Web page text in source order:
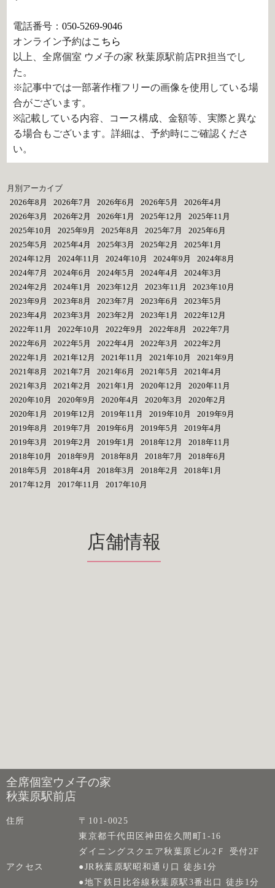
電話番号：050-5269-9046
オンライン予約はこちら
以上、全席個室 ウメ子の家 秋葉原駅前店PR担当でし
た。
※記事中では一部著作権フリーの画像を使用している場
合がございます。
※記載している内容、コース構成、金額等、実際と異な
る場合もございます。詳細は、予約時にご確認くださ
い。
月別アーカイブ
2026年8月
2026年7月 2026年6月 2026年5月
2026年4月
2026年3月
2026年2月 2026年1月 2025年12月
2025年11月
2025年10月
2025年9月 2025年8月 2025年7月
2025年6月
2025年5月
2025年4月 2025年3月 2025年2月
2025年1月
2024年12月
2024年11月 2024年10月 2024年9月
2024年8月
2024年7月
2024年6月 2024年5月 2024年4月
2024年3月
2024年2月
2024年1月 2023年12月 2023年11月
2023年10月
2023年9月
2023年8月 2023年7月 2023年6月
2023年5月
2023年4月
2023年3月 2023年2月 2023年1月
2022年12月
2022年11月
2022年10月 2022年9月 2022年8月
2022年7月
2022年6月
2022年5月 2022年4月 2022年3月
2022年2月
2022年1月
2021年12月 2021年11月 2021年10月
2021年9月
2021年8月
2021年7月 2021年6月 2021年5月
2021年4月
2021年3月
2021年2月 2021年1月 2020年12月
2020年11月
2020年10月
2020年9月 2020年4月 2020年3月
2020年2月
2020年1月
2019年12月 2019年11月 2019年10月
2019年9月
2019年8月
2019年7月 2019年6月 2019年5月
2019年4月
2019年3月
2019年2月 2019年1月 2018年12月
2018年11月
2018年10月
2018年9月 2018年8月 2018年7月
2018年6月
2018年5月
2018年4月 2018年3月 2018年2月
2018年1月
2017年12月
2017年11月 2017年10月
店舗情報
全席個室ウメ子の家
秋葉原駅前店
住所
〒101-0025
東京都千代田区神田佐久間町1-16
ダイニングスクエア秋葉原ビル2Ｆ 受付2F
アクセス
●JR秋葉原駅昭和通り口 徒歩1分
●地下鉄日比谷線秋葉原駅3番出口 徒歩1分